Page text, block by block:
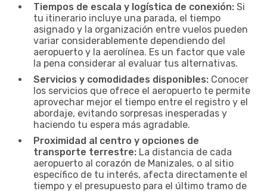
Tiempos de escala y logística de conexión: Si
tu itinerario incluye una parada, el tiempo
asignado y la organización entre vuelos pueden
variar considerablemente dependiendo del
aeropuerto y la aerolínea. Es un factor que vale
la pena considerar al evaluar tus alternativas.
Servicios y comodidades disponibles: Conocer
los servicios que ofrece el aeropuerto te permite
aprovechar mejor el tiempo entre el registro y el
abordaje, evitando sorpresas inesperadas y
haciendo tu espera más agradable.
Proximidad al centro y opciones de
transporte terrestre: La distancia de cada
aeropuerto al corazón de Manizales, o al sitio
específico de tu interés, afecta directamente el
tiempo y el presupuesto para el último tramo de